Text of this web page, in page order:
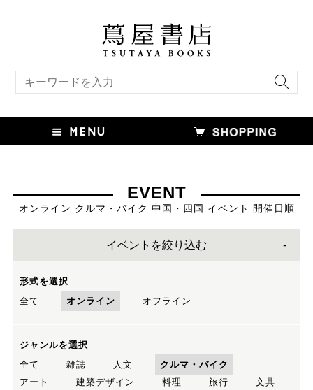
EVENT
オンライン クルマ・バイク 中国・四国 イベント 開催日順
イベントを絞り込む
形式を選択
全て
オンライン オフライン
ジャンルを選択
全て
雑誌 人文
クルマ・バイク
アート
建築デザイン 料理 旅行
文具